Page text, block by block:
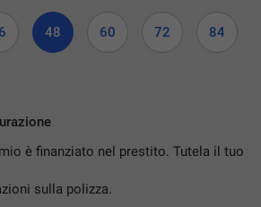
48 60 72 84
è finanziato nel prestito. Tutela il tuo
sulla polizza.